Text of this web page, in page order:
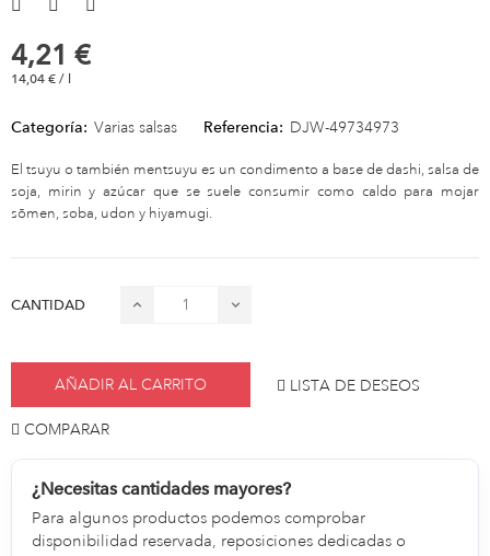
4,21 €
14,04 € / l
Categoría: Varias salsas Referencia: DJW-49734973
El tsuyu o también mentsuyu es un condimento a base de dashi, salsa de
soja, mirin y azúcar que se suele consumir como caldo para mojar
sōmen, soba, udon y hiyamugi.
CANTIDAD
AÑADIR AL CARRITO LISTA DE DESEOS
COMPARAR
¿Necesitas cantidades mayores?
Para algunos productos podemos comprobar
disponibilidad reservada, reposiciones dedicadas o